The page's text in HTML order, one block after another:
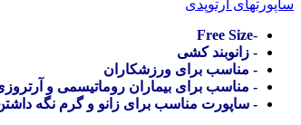
ساپورتهای ارتوپدی
-
Free Size
- زانوبند کشی
- مناسب برای ورزشکاران
- مناسب برای بیماران روماتیسمی و
- ساپورت مناسب برای زانو و گرم نگه